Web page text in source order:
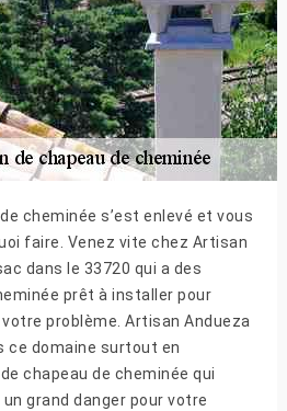
cheminée s’est enlevé et vous
faire. Venez vite chez Artisan
dans le 33720 qui a des
prêt à installer pour
problème. Artisan Andueza
ce domaine surtout en
chapeau de cheminée qui
grand danger pour votre